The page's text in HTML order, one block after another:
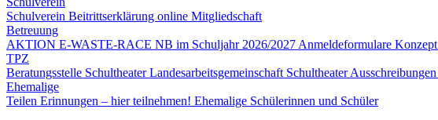
Schulverein Beitrittserklärung online Mitgliedschaft
Betreuung
AKTION E-WASTE-RACE NB im Schuljahr 2026/2027 Anmeldeformulare Konzept
TPZ
Beratungsstelle SchultheaterLandesarbeitsgemeinschaft SchultheaterAusschreibungen
Ehemalige
Teilen Erinnungen – hier teilnehmen! Ehemalige Schülerinnen und Schüler